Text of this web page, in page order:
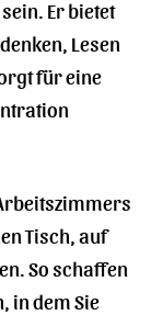
Er bietet
Lesen
für eine
Tisch, auf
So schaffen
in dem Sie